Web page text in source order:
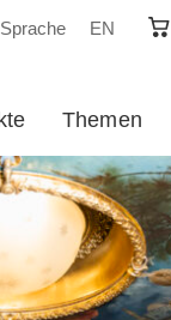
EN
Themen